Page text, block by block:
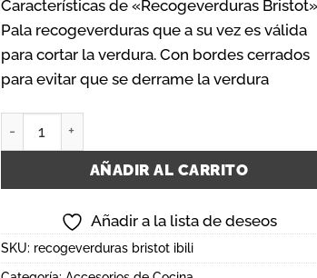
Características de «Recogeverduras Bristot»
Pala recogeverduras que a su vez es válida
para cortar la verdura. Con bordes cerrados
para evitar que se derrame la verdura
AÑADIR AL CARRITO
Añadir a la lista de deseos
SKU: recogeverduras bristot ibili